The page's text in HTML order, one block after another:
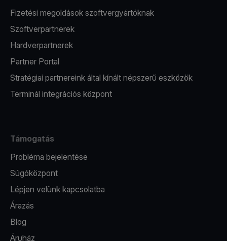
Fizetési megoldások szoftvergyártóknak
Szoftverpartnerek
Hardverpartnerek
Partner Portal
Stratégiai partnereink által kínált népszerű eszközök
Terminál integrációs központ
Támogatás
Probléma bejelentése
Súgóközpont
Lépjen velünk kapcsolatba
Árazás
Blog
Áruház